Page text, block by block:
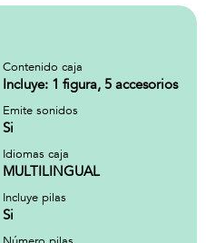
Contenido caja
Incluye: 1 figura, 5 accesorios
Emite sonidos
Si
Idiomas caja
MULTILINGUAL
Incluye pilas
Si